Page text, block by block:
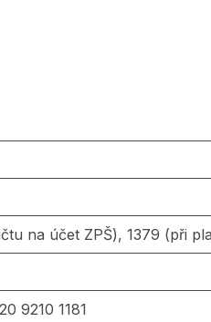
na účet ZPŠ), 1379 (při
9210 1181